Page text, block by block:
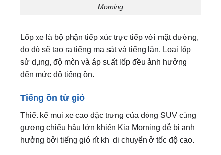
Khám Phá Nguyên Nhân Gây Tiếng Ồn trên Kia
Morning
Lốp xe là bộ phận tiếp xúc trực tiếp với mặt đường,
sử dụng, độ mòn và áp suất lốp đều ảnh hưởng
đến mức độ tiếng ồn.
Tiếng ồn từ gió